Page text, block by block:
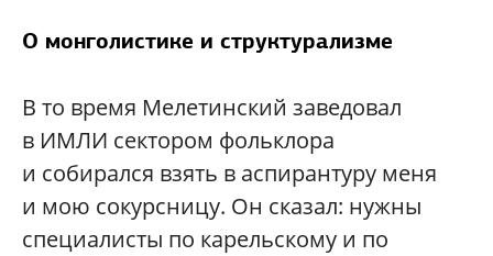
О монголистике и структурализме
В то время Мелетинский заведовал
в ИМЛИ сектором фольклора
и собирался взять в аспирантуру меня
и мою сокурсницу. Он сказал: нужны
специалисты по карельскому и по